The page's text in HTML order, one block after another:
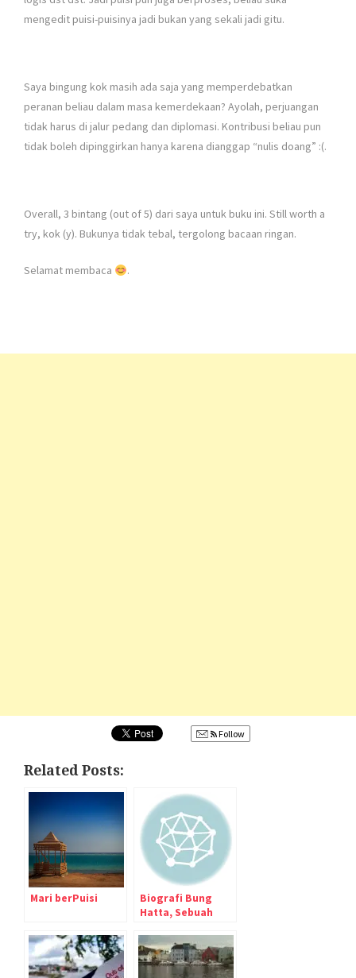
mengedit puisi-puisinya jadi bukan yang sekali jadi gitu.
Saya bingung kok masih ada saja yang memperdebatkan
peranan beliau dalam masa kemerdekaan? Ayolah, perjuangan
tidak harus di jalur pedang dan diplomasi. Kontribusi beliau pun
tidak boleh dipinggirkan hanya karena dianggap “nulis doang” :(.
Overall, 3 bintang (out of 5) dari saya untuk buku ini. Still worth a
try, kok (y). Bukunya tidak tebal, tergolong bacaan ringan.
Selamat membaca .
Follow
Related Posts:
Mari berPuisi
Biografi Bung
Hatta, Sebuah
Akan Pernah
Tamat Dibaca